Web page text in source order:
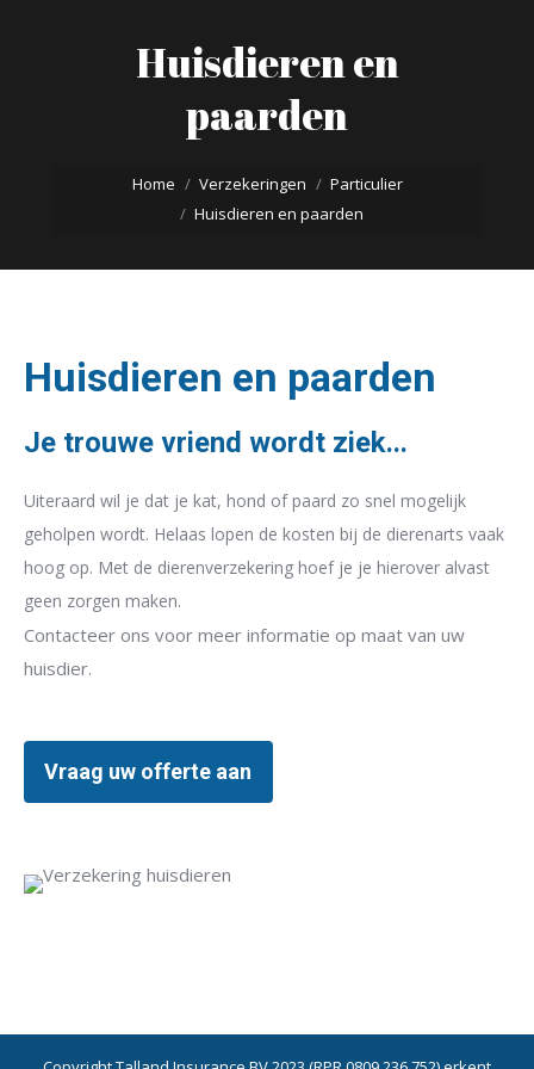
Huisdieren en
paarden
Home Verzekeringen
Particulier
Huisdieren en paarden
Huisdieren en paarden
Je trouwe vriend wordt ziek...
Uiteraard wil je dat je kat, hond of paard zo snel mogelijk
geholpen wordt. Helaas lopen de kosten bij de dierenarts vaak
hoog op. Met de dierenverzekering hoef je je hierover alvast
geen zorgen maken.
Contacteer ons voor meer informatie op maat van uw
huisdier.
Vraag uw offerte aan